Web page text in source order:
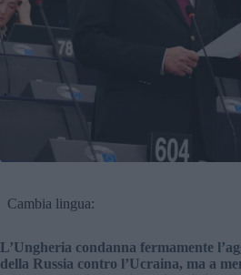
Cambia lingua:
L’Ungheria condanna fermamente
della Russia contro l’Ucraina, ma a